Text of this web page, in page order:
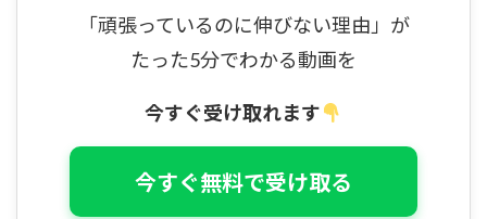
「頑張っているのに伸びない理由」が
たった5分でわかる動画を
今すぐ受け取れます
今すぐ無料で受け取る